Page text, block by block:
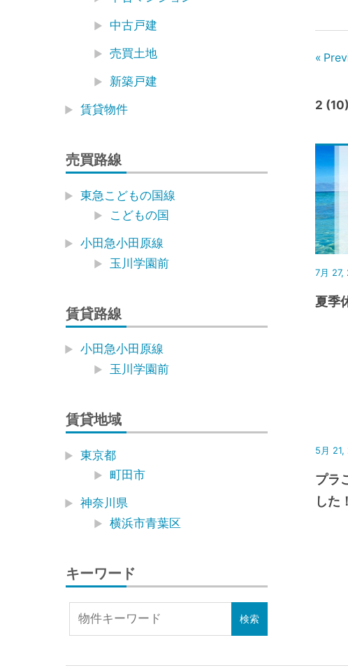
2 (10)
7月 27,
夏季
5月
プラ
した！
中古戸建
売買土地
新築戸建
賃貸物件
売買路線
東急こどもの国線
こどもの国
小田急小田原線
玉川学園前
賃貸路線
小田急小田原線
玉川学園前
賃貸地域
東京都
町田市
神奈川県
横浜市青葉区
キーワード